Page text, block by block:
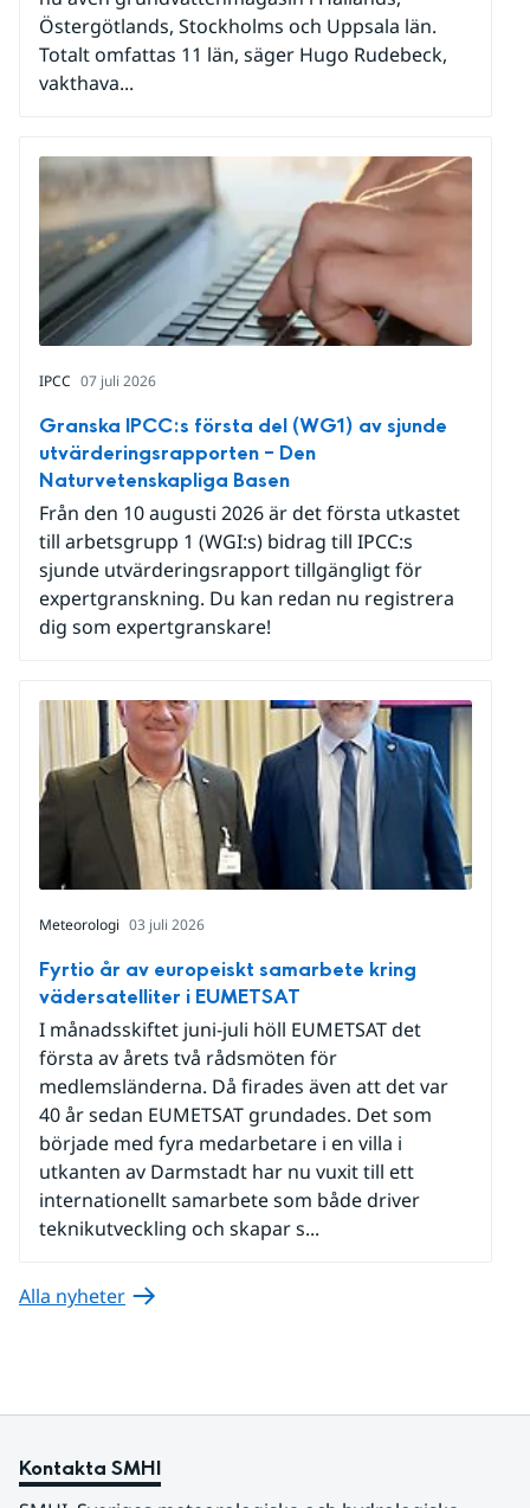
Östergötlands, Stockholms och Uppsala län.
Totalt omfattas 11 län, säger Hugo Rudebeck,
vakthava...
IPCC 07 juli 2026
Granska IPCC:s första del (WG1) av sjunde
utvärderingsrapporten – Den
Naturvetenskapliga Basen
Från den 10 augusti 2026 är det första utkastet
till arbetsgrupp 1 (WGI:s) bidrag till IPCC:s
sjunde utvärderingsrapport tillgängligt för
expertgranskning. Du kan redan nu registrera
dig som expertgranskare!
Meteorologi 03 juli 2026
Fyrtio år av europeiskt samarbete kring
vädersatelliter i EUMETSAT
I månadsskiftet juni-juli höll EUMETSAT det
första av årets två rådsmöten för
medlemsländerna. Då firades även att det var
40 år sedan EUMETSAT grundades. Det som
började med fyra medarbetare i en villa i
utkanten av Darmstadt har nu vuxit till ett
internationellt samarbete som både driver
teknikutveckling och skapar s...
Alla nyheter
Kontakta SMHI